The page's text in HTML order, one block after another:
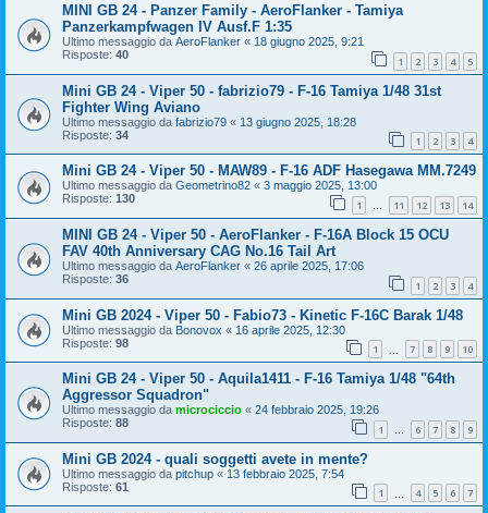
MINI GB 24 - Panzer Family - AeroFlanker - Tamiya
Panzerkampfwagen IV Ausf.F 1:35
Ultimo messaggio da AeroFlanker « 18 giugno 2025, 9:21
Risposte: 40 1 2 3 4 5
Mini GB 24 - Viper 50 - fabrizio79 - F-16 Tamiya 1/48 31st
Fighter Wing Aviano
Ultimo messaggio da fabrizio79 « 13 giugno 2025, 18:28
Risposte: 34 1 2 3 4
Mini GB 24 - Viper 50 - MAW89 - F-16 ADF Hasegawa MM.7249
Ultimo messaggio da Geometrino82 « 3 maggio 2025, 13:00
Risposte: 130 1 … 11 12 13 14
MINI GB 24 - Viper 50 - AeroFlanker - F-16A Block 15 OCU
FAV 40th Anniversary CAG No.16 Tail Art
Ultimo messaggio da AeroFlanker « 26 aprile 2025, 17:06
Risposte: 36 1 2 3 4
Mini GB 2024 - Viper 50 - Fabio73 - Kinetic F-16C Barak 1/48
Ultimo messaggio da Bonovox « 16 aprile 2025, 12:30
Risposte: 98 1 7 8 9 10
Mini GB 24 - Viper 50 - Aquila1411 - F-16 Tamiya 1/48 "64th
Aggressor Squadron"
Ultimo messaggio da microciccio « 24 febbraio 2025, 19:26
Risposte: 88 1 … 6 7 8 9
Mini GB 2024 - quali soggetti avete in mente?
Ultimo messaggio da pitchup « 13 febbraio 2025, 7:54
Risposte: 61 1 4 5 6 7